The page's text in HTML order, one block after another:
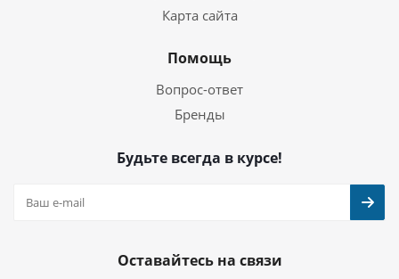
Карта сайта
Помощь
Вопрос-ответ
Бренды
Будьте всегда в курсе!
Оставайтесь на связи